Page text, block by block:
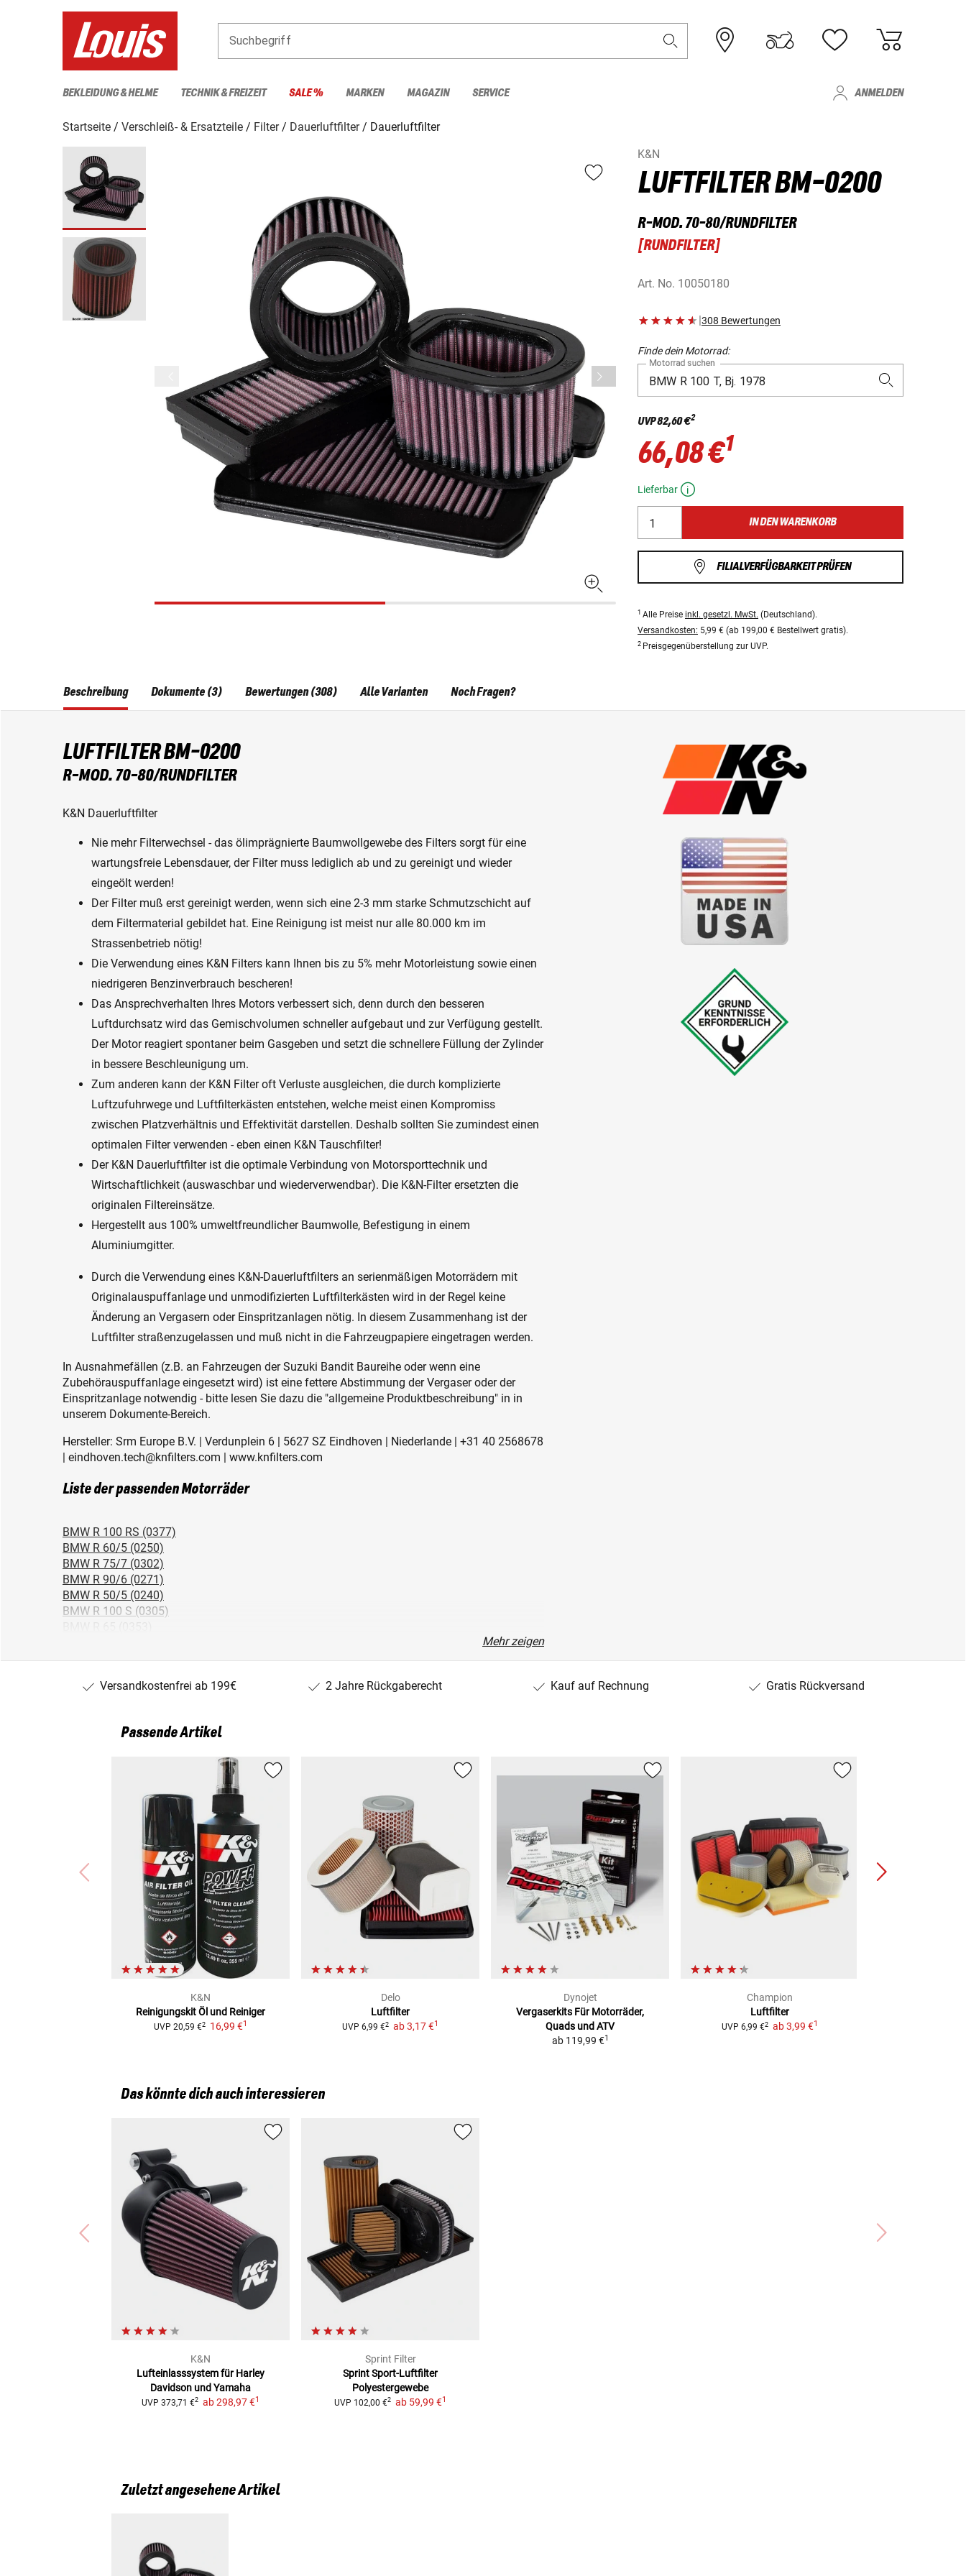
Suchbegriff
BEKLEIDUNG & HELME TECHNIK & FREIZEIT SALE % MARKEN MAGAZIN SERVICE ANMELDEN
Startseite Verschleiß- & Ersatzteile Filter Dauerluftfilter
Dauerluftfilter
K&N
LUFTFILTER BM-0200
R-MOD. 70-80/RUNDFILTER
[RUNDFILTER]
Art. No. 10050180
|308 Bewertungen
Finde dein Motorrad:
Motorrad suchen
UVP82,60 €2
66,08 €1
Lieferbar
IN DEN WARENKORB
FILIALVERFÜGBARKEIT PRÜFEN
1 Alle Preise inkl. gesetzl. MwSt. (Deutschland).
Versandkosten: 5,99 € (ab 199,00 € Bestellwert gratis).
2 Preisgegenüberstellung zur UVP.
Beschreibung
LUFTFILTER BM-0200
R-MOD. 70-80/RUNDFILTER
K&N Dauerluftfilter
Nie mehr Filterwechsel - das ölimprägnierte Baumwollgewebe des Filters sorgt für eine
wartungsfreie Lebensdauer, der Filter muss lediglich ab und zu gereinigt und wieder
eingeölt werden!
Der Filter muß erst gereinigt werden, wenn sich eine 2-3 mm starke Schmutzschicht auf
dem Filtermaterial gebildet hat. Eine Reinigung ist meist nur alle 80.000 km im
Strassenbetrieb nötig!
Die Verwendung eines K&N Filters kann Ihnen bis zu 5% mehr Motorleistung sowie einen
niedrigeren Benzinverbrauch bescheren!
Das Ansprechverhalten Ihres Motors verbessert sich, denn durch den besseren
Luftdurchsatz wird das Gemischvolumen schneller aufgebaut und zur Verfügung gestellt.
Der Motor reagiert spontaner beim Gasgeben und setzt die schnellere Füllung der Zylinder
in bessere Beschleunigung um.
Zum anderen kann der K&N Filter oft Verluste ausgleichen, die durch komplizierte
Luftzufuhrwege und Luftfilterkästen entstehen, welche meist einen Kompromiss
zwischen Platzverhältnis und Effektivität darstellen. Deshalb sollten Sie zumindest einen
optimalen Filter verwenden - eben einen K&N Tauschfilter!
Der K&N Dauerluftfilter ist die optimale Verbindung von Motorsporttechnik und
Wirtschaftlichkeit (auswaschbar und wiederverwendbar). Die K&N-Filter ersetzten die
originalen Filtereinsätze.
Hergestellt aus 100% umweltfreundlicher Baumwolle, Befestigung in einem
Aluminiumgitter.
Durch die Verwendung eines K&N-Dauerluftfilters an serienmäßigen Motorrädern mit
Originalauspuffanlage und unmodifizierten Luftfilterkästen wird in der Regel keine
Änderung an Vergasern oder Einspritzanlagen nötig. In diesem Zusammenhang ist der
Luftfilter straßenzugelassen und muß nicht in die Fahrzeugpapiere eingetragen werden.
In Ausnahmefällen (z.B. an Fahrzeugen der Suzuki Bandit Baureihe oder wenn eine
Zubehörauspuffanlage eingesetzt wird) ist eine fettere Abstimmung der Vergaser oder der
Einspritzanlage notwendig - bitte lesen Sie dazu die "allgemeine Produktbeschreibung" in in
unserem Dokumente-Bereich.
Hersteller: Srm Europe B.V. | Verdunplein 6 | 5627 SZ Eindhoven | Niederlande | +31 40 2568678
| eindhoven.tech@knfilters.com | www.knfilters.com
Liste der passenden Motorräder
BMW R 100 RS (0377)
BMW R 60/5 (0250)
BMW R 75/7 (0302)
BMW R 90/6 (0271)
BMW R 50/5 (0240)
BMW R 100 S (0305)
BMW R 100 RS (0306)
BMW R 100/7 (0304)
BMW R 80/7 N (0327)
Mehr zeigen
Dokumente (3) Bewertungen (308) Alle Varianten Noch Fragen?
Versandkostenfrei ab 199€ 2 Jahre Rückgaberecht Kauf auf Rechnung Gratis Rückversand
Passende Artikel
K&N
ReinigungskitÖl und Reiniger
UVP 20,59 €2 16,99 €1
Delo
Luftfilter
UVP 6,99 €2 ab3,17 €1
Dynojet
Vergaserkits Für Motorräder,
Quads und ATV
ab 119,99 €1
Champion
Luftfilter
UVP 6,99 €2 ab3,99 €1
Das könnte dich auch interessieren
K&N
Lufteinlasssystemfür Harley
Davidson und Yamaha
UVP 373,71 €2 ab298,97 €1
Sprint Filter
Sprint Sport-Luftfilter
Polyestergewebe
UVP 102,00 €2 ab 59,99 €1
Zuletzt angesehene Artikel